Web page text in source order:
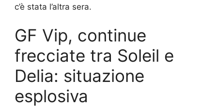
c’è stata l’altra sera.
GF Vip, continue
frecciate tra Soleil e
Delia: situazione
esplosiva